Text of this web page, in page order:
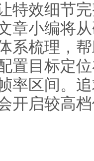
特效细节
章小编将
系梳理，
置目标定
率区间。
开启较高